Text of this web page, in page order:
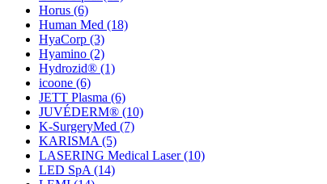
Horus (6)
Human Med (18)
HyaCorp (3)
Hyamino (2)
Hydrozid® (1)
icoone (6)
JETT Plasma (6)
JUVÉDERM® (10)
K-SurgeryMed (7)
KARISMA (5)
LASERING Medical Laser(10)
LED SpA (14)